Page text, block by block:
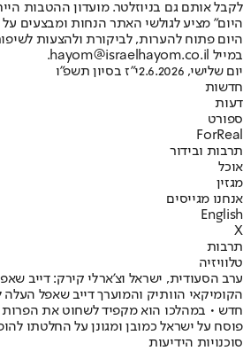
לקבל אותם גם בניוזלטר. מועדון ההטבות
היום" מציע לגולשי האתר הנחות ומבצעים על
היום פתוח להערות, לביקורת ולהצעות
במייל hayom@israelhayom.co.il.
יום שלישי, 2.6.2026
י"ז בסיון תשפ"ו
חדשות
דעות
ספורט
ForReal
תרבות ובידור
אוכל
מגזין
אנחנו מגייסים
English
X
תרבות
טלוויזיה
ערב הסעודית, ישראל וצ'ארלי קירק: דייב
הקומיקאי הוותיק והמוערך דייב שאפל
חדש • במהלכו הוא מקפיד לשחוט את
פוסח על ישראל כמובן ומגונן על החלטתו
סוכנויות הידיעות